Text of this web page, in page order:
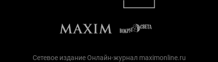
Сетевое издание Онлайн-журнал maximonline.ru